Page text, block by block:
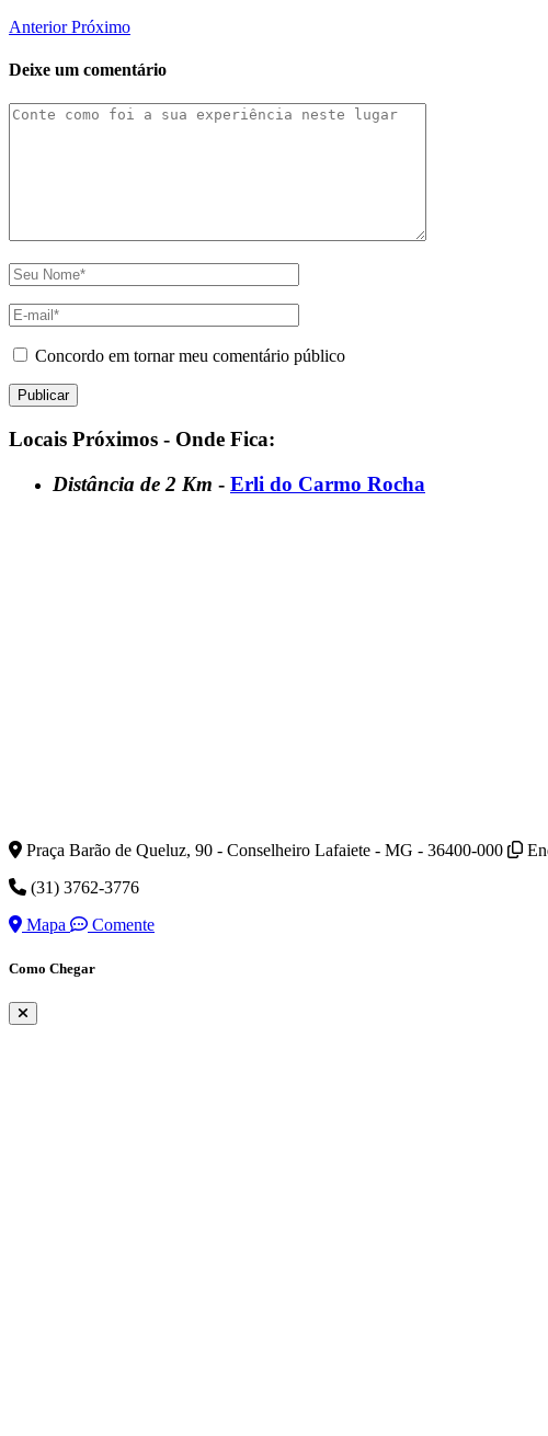
AnteriorPróximo
Deixe um comentário
Concordo em tornar meu comentário público
Locais Próximos - Onde Fica:
Distância de 2 Km - Erli do Carmo Rocha
Praça Barão de Queluz, 90 - Conselheiro Lafaiete - MG - 36400-000
(31) 3762-3776
Mapa
Comente
Como Chegar